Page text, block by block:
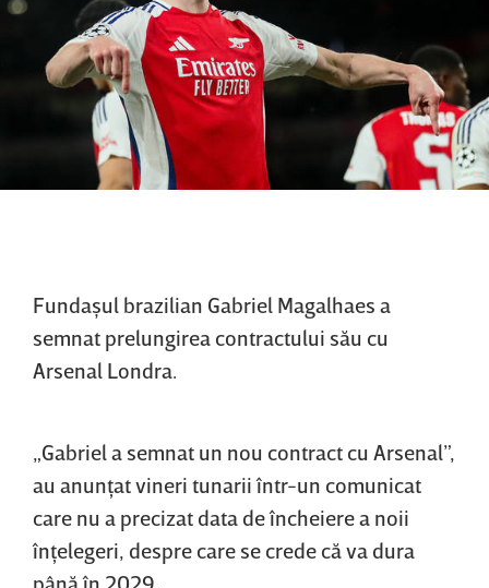
Fundaşul brazilian Gabriel Magalhaes a
semnat prelungirea contractului său cu
Arsenal Londra.
„Gabriel a semnat un nou contract cu Arsenal”,
au anunţat vineri tunarii într-un comunicat
care nu a precizat data de încheiere a noii
înţelegeri, despre care se crede că va dura